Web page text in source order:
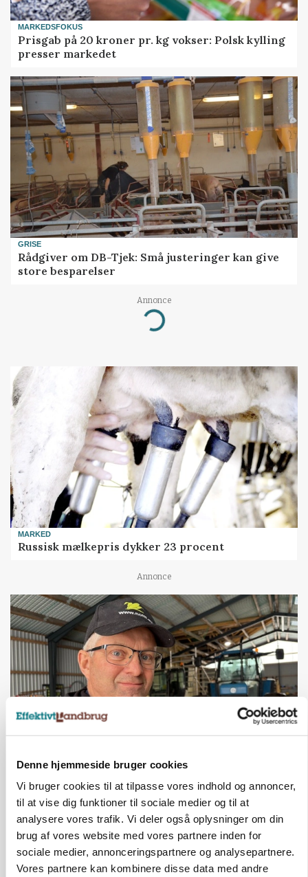
Denne hjemmeside bruger cookies
Vi bruger cookies til at tilpasse vores indhold og annoncer,
til at vise dig funktioner til sociale medier og til at
analysere vores trafik. Vi deler også oplysninger om din
brug af vores website med vores partnere inden for
sociale medier, annonceringspartnere og analysepartnere.
Vores partnere kan kombinere disse data med andre
MARKEDSFOKUS
Prisgab på 20 kroner pr. kg vokser: Polsk kylling
presser markedet
GRISE
Rådgiver om DB-Tjek: Små justeringer kan give
store besparelser
Annonce
Loading...
MARKED
Russisk mælkepris dykker 23 procent
Annonce
POLITIK
»Nu stopper I«: Landbrugsdebattør og
protestgruppe vil demonstrere mod ny
gødskningslov
Annonce